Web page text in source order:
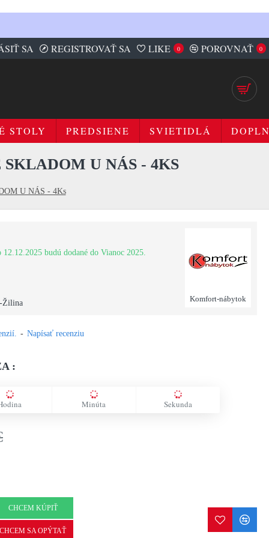
SA REGISTROVAŤ SA LIKE 0 POROVNAŤ 0
STOLY PREDSIENE SVIETIDLÁ
U NÁS - 4Ks
U NÁS - 4KS
12.12.2025 budú dodané do Vianoc 2025.
Žilina Komfort-nábytok
- Napísať recenziu
:
Minúta Sekunda
CHCEM KÚPIŤ
CHCEM SA OPÝTAŤ